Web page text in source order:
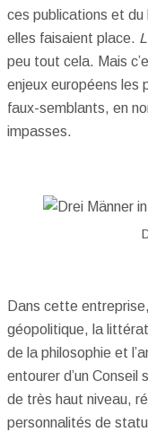
ces publications et du
elles faisaient place.
peu tout cela. Mais
enjeux européens les
faux-semblants, en
impasses.
Dans cette
géopolitique, la
de la philosophie et
entourer d’un Conseil
de très haut niveau,
personnalités de